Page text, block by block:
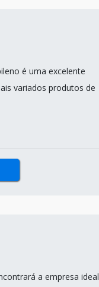
é uma excelente
variados produtos de
a empresa ideal